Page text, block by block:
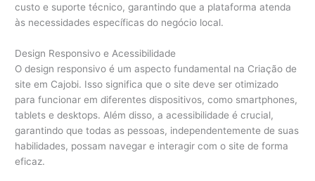
custo e suporte técnico, garantindo que a plataforma atenda
às necessidades específicas do negócio local.
Design Responsivo e Acessibilidade
O design responsivo é um aspecto fundamental na Criação de
site em Cajobi. Isso significa que o site deve ser otimizado
para funcionar em diferentes dispositivos, como smartphones,
tablets e desktops. Além disso, a acessibilidade é crucial,
garantindo que todas as pessoas, independentemente de suas
habilidades, possam navegar e interagir com o site de forma
eficaz.